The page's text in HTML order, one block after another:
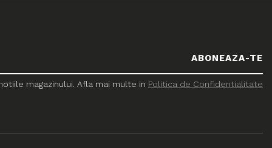
magazinului. Afla mai multe in Politica de Confidentialitate